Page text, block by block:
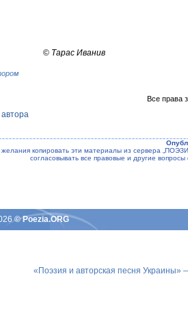
© Тарас Иванив
Все права
автора
желания копировать эти материалы из сервера
согласовывать все правовые и другие
© Poezia.ORG
«Поэзия и авторская песня Украины»